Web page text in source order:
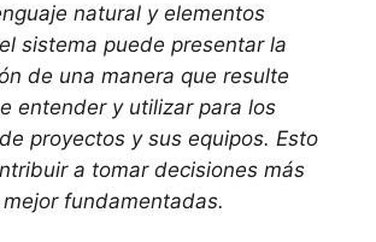
natural y elementos
sistema puede presentar la
de una manera que resulte
entender y utilizar para los
proyectos y sus equipos. Esto
a tomar decisiones más
fundamentadas.